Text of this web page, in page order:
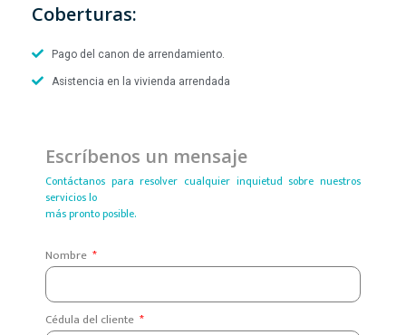
Coberturas:
Pago del canon de arrendamiento.
Asistencia en la vivienda arrendada
Escríbenos un mensaje
Contáctanos para resolver cualquier inquietud sobre nuestros
servicios lo
más pronto posible.
Nombre
Cédula del cliente